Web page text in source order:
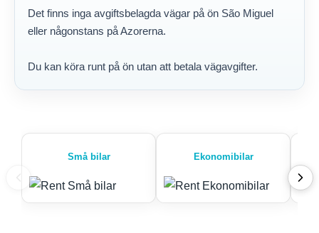
Det finns inga avgiftsbelagda vägar på ön São Miguel
eller någonstans på Azorerna.
Du kan köra runt på ön utan att betala vägavgifter.
Små bilar Ekonomibilar